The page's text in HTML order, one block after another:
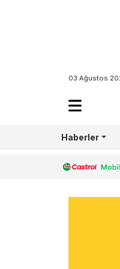
03 Ağustos
Haberler
Castrol